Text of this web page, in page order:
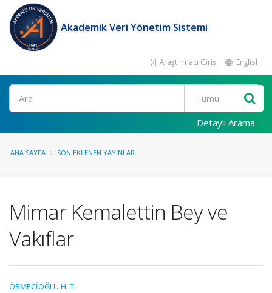
Akademik Veri Yönetim Sistemi
Araştırmacı Girişi English
Ara
Detaylı Arama
ANA SAYFA SON EKLENEN YAYINLAR
Mimar Kemalettin Bey ve
Vakıflar
ÖRMECİOĞLU H. T.